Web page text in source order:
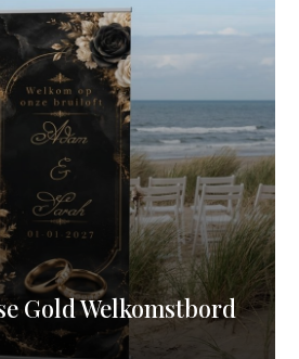
Gold Welkomstbord